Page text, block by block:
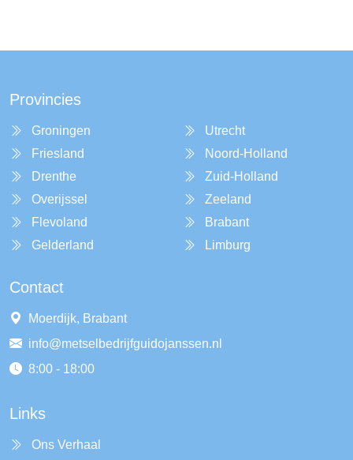
Provincies
Groningen
Friesland
Drenthe
Overijssel
Flevoland
Gelderland
Utrecht
Noord-Holland
Zuid-Holland
Zeeland
Brabant
Limburg
Contact
Moerdijk, Brabant
info@metselbedrijfguidojanssen.nl
8:00 - 18:00
Links
Ons Verhaal